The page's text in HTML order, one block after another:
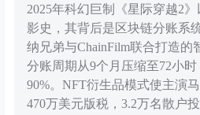
2025年科幻巨制《星际穿越2
影史，其背后是区块链分账系
纳兄弟与ChainFilm联合打造的
分账周期从9个月压缩至72小
90%。NFT衍生品模式使主演
470万美元版税，3.2万名散户